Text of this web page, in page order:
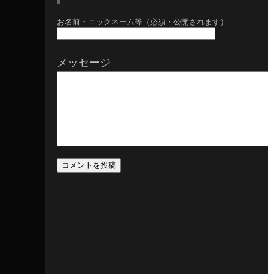
お名前・ニックネーム等（必須・公開されます）
メッセージ